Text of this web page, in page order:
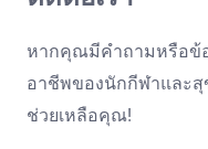
หากคุณมีคำถามหรือข้อ
อาชีพของนักกีฬาและสุ
ช่วยเหลือคุณ!